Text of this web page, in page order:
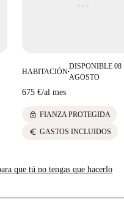
HABITACIÓN■
DISPONIBLE 08
AGOSTO
675 €/al mes
lock FIANZA PROTEGIDA
euro GASTOS INCLUIDOS
que tú no tengas que hacerlo